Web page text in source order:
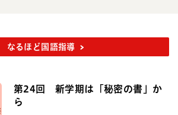
なるほど国語指導
第24回 新学期は「秘密の書」か
ら